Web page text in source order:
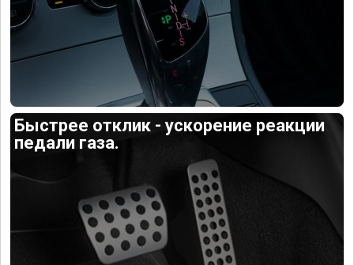
Быстрее отклик - ускорение реакции
педали газа.